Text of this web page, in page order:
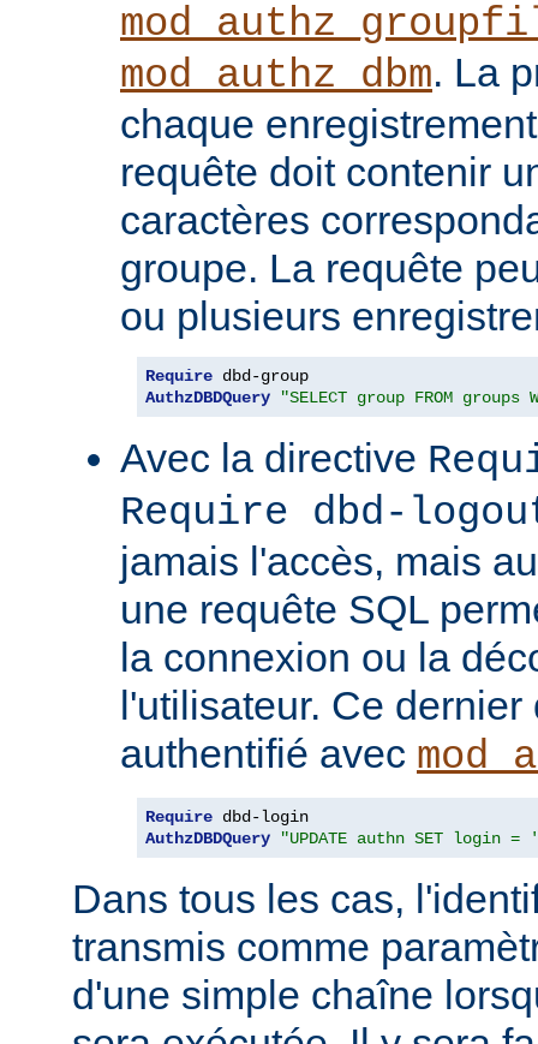
mod_authz_dbm. La
chaque
requête doit contenir
caractères
groupe. La requête
ou plusieurs
Require
AuthzDBDQuery
"SELECT group FROM groups
Avec la directive
Require dbd-
jamais l'accès, mais
une requête SQL
la connexion ou la
l'utilisateur. Ce
authentifié avec
Require
AuthzDBDQuery
"UPDATE authn SET login =
Dans tous les cas,
transmis comme
d'une simple chaîne